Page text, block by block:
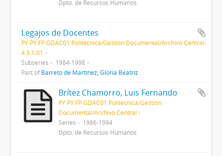
Dpto. de Recursos Humanos
Legajos de Docentes
PY PY.FP.GDAC01 Politécnica/Gestión Documental/Archivo Central-
4.3.1.01
Subseries
1984-1998
Part ofBarreto de Martínez, Gloria Beatríz
Brítez Chamorro, Luis Fernando
PY PY.FP.GDAC01 Politécnica/Gestión
Documental/Archivo Central
Series
1986-1994
Dpto. de Recursos Humanos